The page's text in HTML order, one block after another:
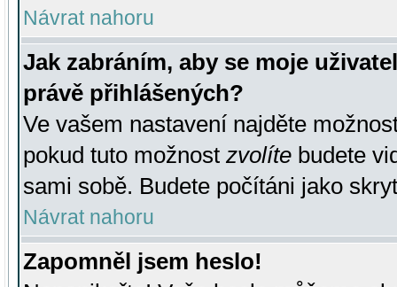
Návrat nahoru
Jak zabráním, aby se moje
právě přihlášených?
Ve vašem nastavení najděte
pokud tuto možnost zvolíte budete
sami sobě. Budete počítáni jako
Návrat nahoru
Zapomněl jsem heslo!